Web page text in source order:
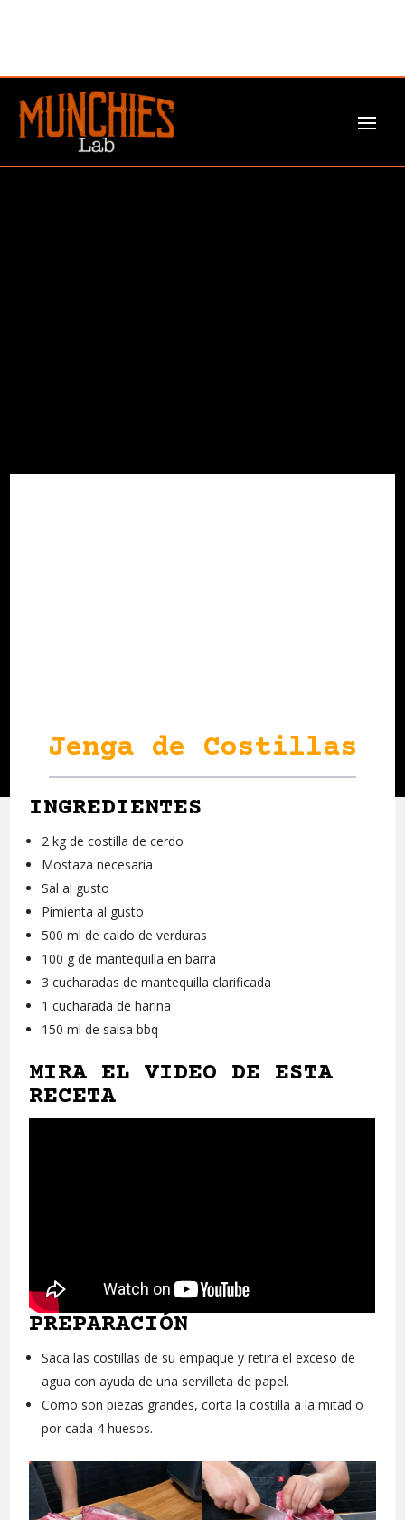
Jenga de Costillas
INGREDIENTES
2 kg de costilla de cerdo
Mostaza necesaria
Sal al gusto
Pimienta al gusto
500 ml de caldo de verduras
100 g de mantequilla en barra
3 cucharadas de mantequilla clarificada
1 cucharada de harina
150 ml de salsa bbq
MIRA EL VIDEO DE ESTA
RECETA
PREPARACIÓN
Saca las costillas de su empaque y retira el exceso de
agua con ayuda de una servilleta de papel.
Como son piezas grandes, corta la costilla a la mitad o
por cada 4 huesos.